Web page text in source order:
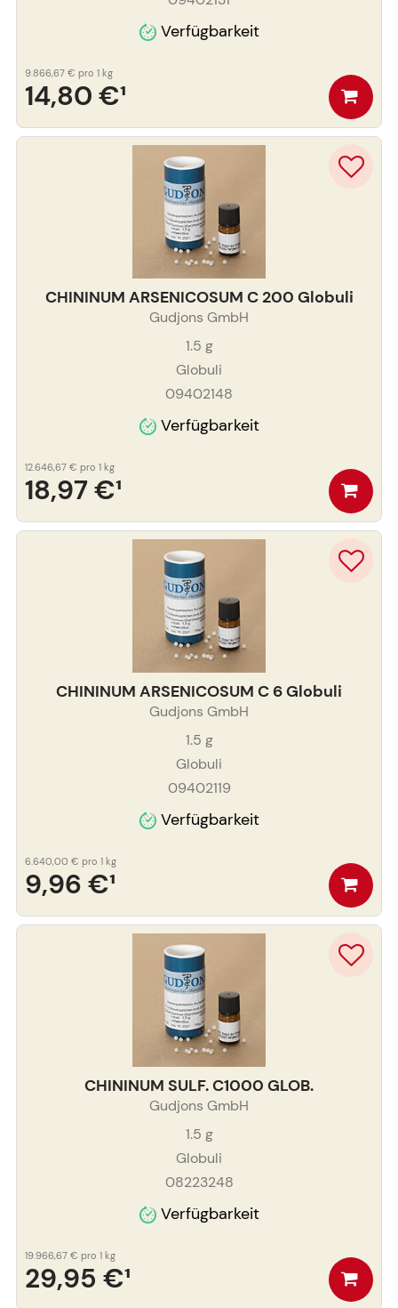
Verfügbarkeit
14,80 €¹
9.866,67 € pro 1 kg
CHININUM ARSENICOSUM C 200 Globuli
Gudjons GmbH
1.5 g
Globuli
09402148
Verfügbarkeit
18,97 €¹
12.646,67 € pro 1 kg
CHININUM ARSENICOSUM C 6 Globuli
Gudjons GmbH
1.5 g
Globuli
09402119
Verfügbarkeit
9,96 €¹
6.640,00 € pro 1 kg
CHININUM SULF. C1000 GLOB.
Gudjons GmbH
1.5 g
Globuli
08223248
Verfügbarkeit
29,95 €¹
19.966,67 € pro 1 kg